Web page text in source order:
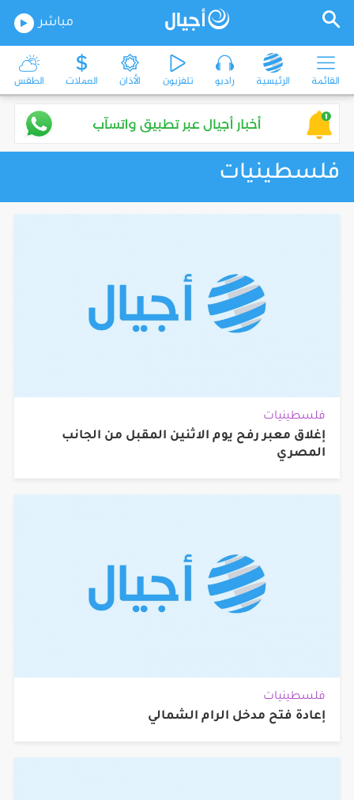
مباشر
القائمة الرئيسية راديو تلفزيون الأذان العملات الطقس
فلسطينيات
فلسطينيات
إغلاق معبر رفح يوم الاثنين المقبل من الجانب
المصري
فلسطينيات
إعادة فتح مدخل الرام الشمالي